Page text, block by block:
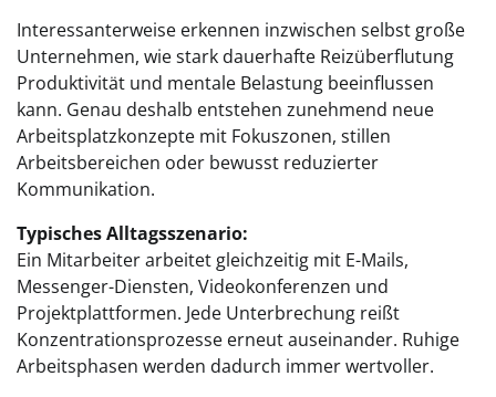
Interessanterweise erkennen inzwischen selbst große
Unternehmen, wie stark dauerhafte Reizüberflutung
Produktivität und mentale Belastung beeinflussen
kann. Genau deshalb entstehen zunehmend neue
Arbeitsplatzkonzepte mit Fokuszonen, stillen
Arbeitsbereichen oder bewusst reduzierter
Kommunikation.
Typisches Alltagsszenario:
Ein Mitarbeiter arbeitet gleichzeitig mit E-Mails,
Messenger-Diensten, Videokonferenzen und
Projektplattformen. Jede Unterbrechung reißt
Konzentrationsprozesse erneut auseinander. Ruhige
Arbeitsphasen werden dadurch immer wertvoller.